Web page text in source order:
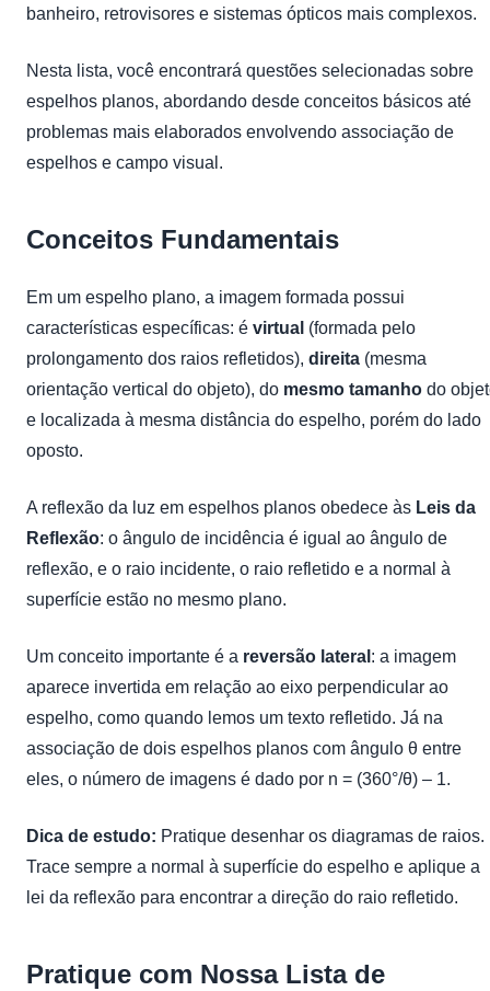
banheiro, retrovisores e sistemas ópticos mais complexos.
Nesta lista, você encontrará questões selecionadas sobre
espelhos planos, abordando desde conceitos básicos até
problemas mais elaborados envolvendo associação de
espelhos e campo visual.
Conceitos Fundamentais
Em um espelho plano, a imagem formada possui
características específicas: é virtual (formada pelo
prolongamento dos raios refletidos), direita (mesma
orientação vertical do objeto), do mesmo tamanho do
e localizada à mesma distância do espelho, porém do lado
oposto.
A reflexão da luz em espelhos planos obedece às Leis da
Reflexão: o ângulo de incidência é igual ao ângulo de
reflexão, e o raio incidente, o raio refletido e a normal à
superfície estão no mesmo plano.
Um conceito importante é a reversão lateral : a imagem
aparece invertida em relação ao eixo perpendicular ao
espelho, como quando lemos um texto refletido. Já na
associação de dois espelhos planos com ângulo θ entre
eles, o número de imagens é dado por n = (360°/θ) – 1.
Dica de estudo: Pratique desenhar os diagramas de raios.
Trace sempre a normal à superfície do espelho e aplique a
lei da reflexão para encontrar a direção do raio refletido.
Pratique com Nossa Lista de